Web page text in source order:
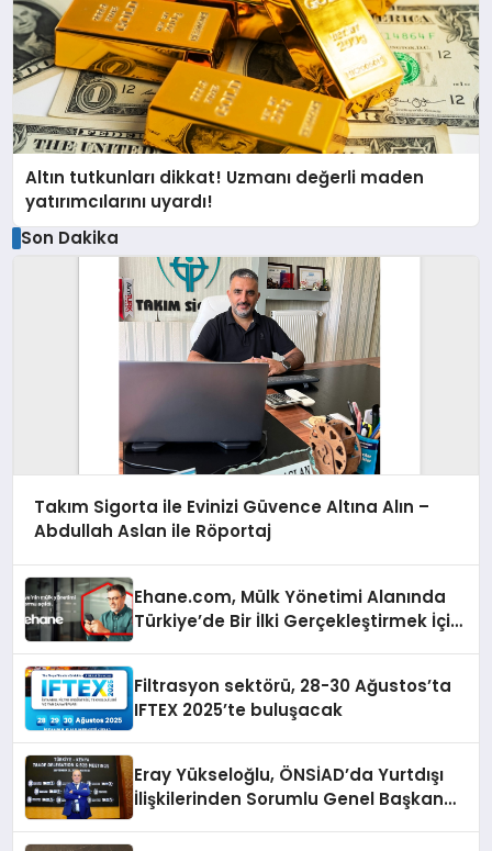
Altın tutkunları dikkat! Uzmanı değerli maden
yatırımcılarını uyardı!
Son Dakika
Takım Sigorta ile Evinizi Güvence Altına Alın –
Abdullah Aslan ile Röportaj
Ehane.com, Mülk Yönetimi Alanında
Türkiye’de Bir İlki Gerçekleştirmek İçin
Filtrasyon sektörü, 28-30 Ağustos’ta
IFTEX 2025’te buluşacak
Eray Yükseloğlu, ÖNSİAD’da Yurtdışı
İlişkilerinden Sorumlu Genel Başkan